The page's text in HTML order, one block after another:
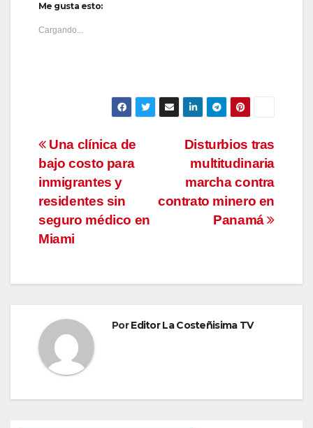
Me gusta esto:
Cargando...
Navegación
de
entradas
Disturbios tras
multitudinaria
marcha contra
contrato minero en
Panamá
Una clínica de
bajo costo para
inmigrantes y
residentes sin
seguro médico en
Miami
PorEditor La Costeñisima TV